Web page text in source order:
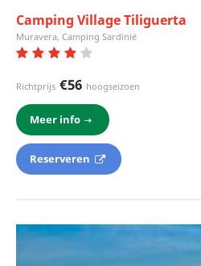
Camping Village Tiliguerta
Muravera, Camping Sardinië
Richtprijs €56 hoogseizoen
Meer info
Reserveren